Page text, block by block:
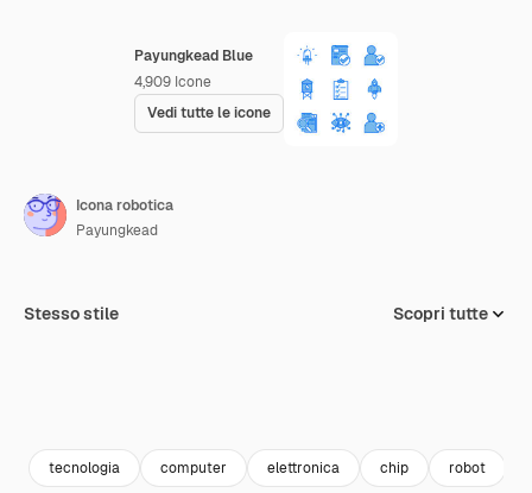
Payungkead Blue
4,909 Icone
Vedi tutte le icone
Icona robotica
Payungkead
Stesso stile Scopri tutte
tecnologia computer elettronica chip robot